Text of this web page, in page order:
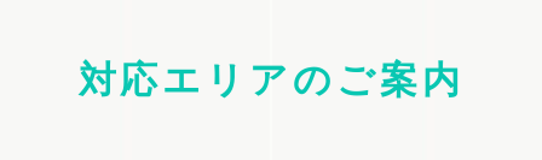
対応エリアのご案内